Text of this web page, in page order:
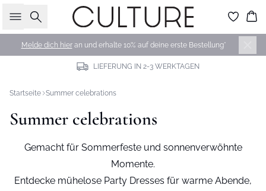
Suche
Melde dich hieran und erhalte 10% auf deine erste Bestellung*
LIEFERUNG IN 2-3 WERKTAGEN
Startseite Summer celebrations
Summer celebrations
Gemacht für Sommerfeste und sonnenverwöhnte
Momente.
Entdecke mühelose Party Dresses für warme Abende,